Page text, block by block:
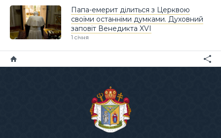
Папа-емерит ділиться з Церквою
своїми останніми думками. Духовний
заповіт Венедикта XVI
1 січня